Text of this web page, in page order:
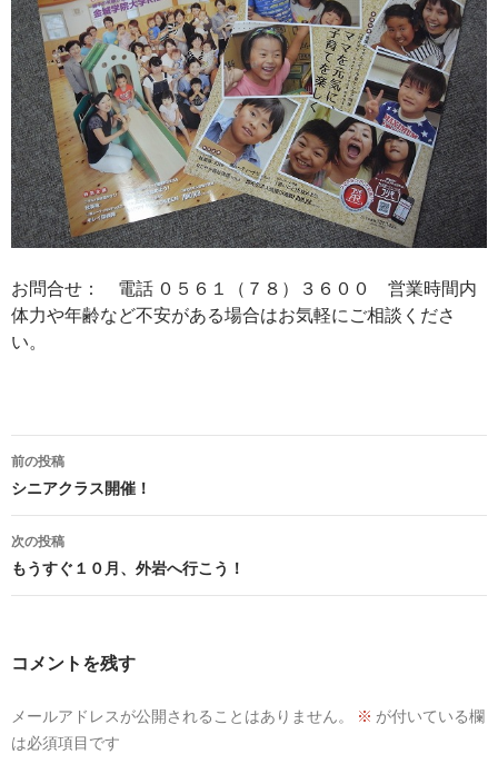
お問合せ： 電話 ０５６１（７８）３６００ 営業時間内
体力や年齢など不安がある場合はお気軽にご相談くださ
い。
投
稿
ナ
ビ
ョ
前の投稿
シニアクラス開催！
次の投稿
もうすぐ１０月、外岩へ行こう！
コメントを残す
メールアドレスが公開されることはありません。 ※ が付いている欄
は必須項目です